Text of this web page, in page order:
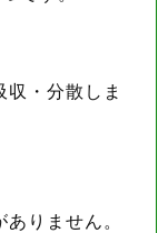
・分散しま
りません。